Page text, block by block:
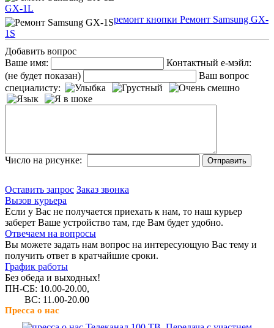
GX-1L
ремонт кнопки Ремонт Samsung GX-
1S
Добавить вопрос
Ваше имя:
Контактный е-мэйл:
(не будет показан)
Ваш вопрос
специалисту:
Число на рисунке:
Оставить запрос Заказ звонка
Вызов курьера
Если у Вас не получается приехать к нам, то наш курьер
заберет Ваше устройство там, где Вам будет удобно.
Отвечаем на вопросы
Вы можете задать нам вопрос на интересующую Вас тему и
получить ответ в кратчайшие сроки.
График работы
Без обеда и выходных!
ПН-СБ: 10.00-20.00,
ВС: 11.00-20.00
Пресса о нас